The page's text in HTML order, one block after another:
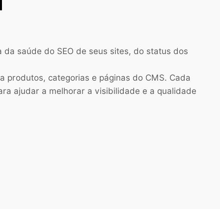
saúde do SEO de seus sites, do status dos
produtos, categorias e páginas do CMS. Cada
ajudar a melhorar a visibilidade e a qualidade